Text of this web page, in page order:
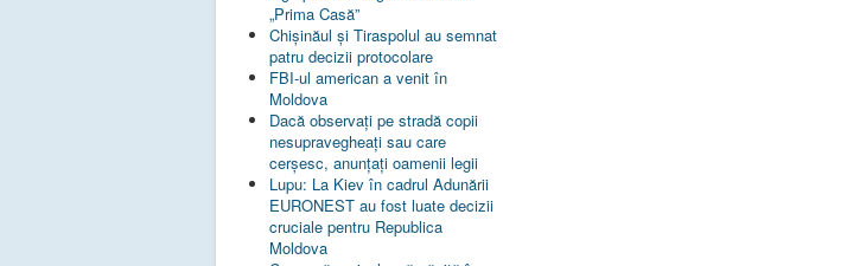
„Prima Casă”
Chișinăul și Tiraspolul au semnat
patru decizii protocolare
FBI-ul american a venit în
Moldova
Dacă observați pe stradă copii
nesupravegheați sau care
cerșesc, anunțați oamenii legii
Lupu: La Kiev în cadrul Adunării
EURONEST au fost luate decizii
cruciale pentru Republica
Moldova